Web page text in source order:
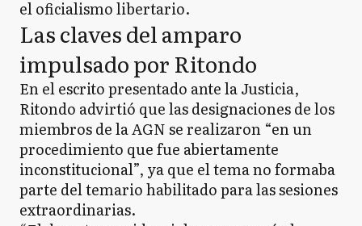
el oficialismo libertario.
Las claves del amparo
impulsado por Ritondo
En el escrito presentado ante la Justicia,
Ritondo advirtió que las designaciones de los
miembros de la AGN se realizaron “en un
procedimiento que fue abiertamente
inconstitucional”, ya que el tema no formaba
parte del temario habilitado para las sesiones
extraordinarias.